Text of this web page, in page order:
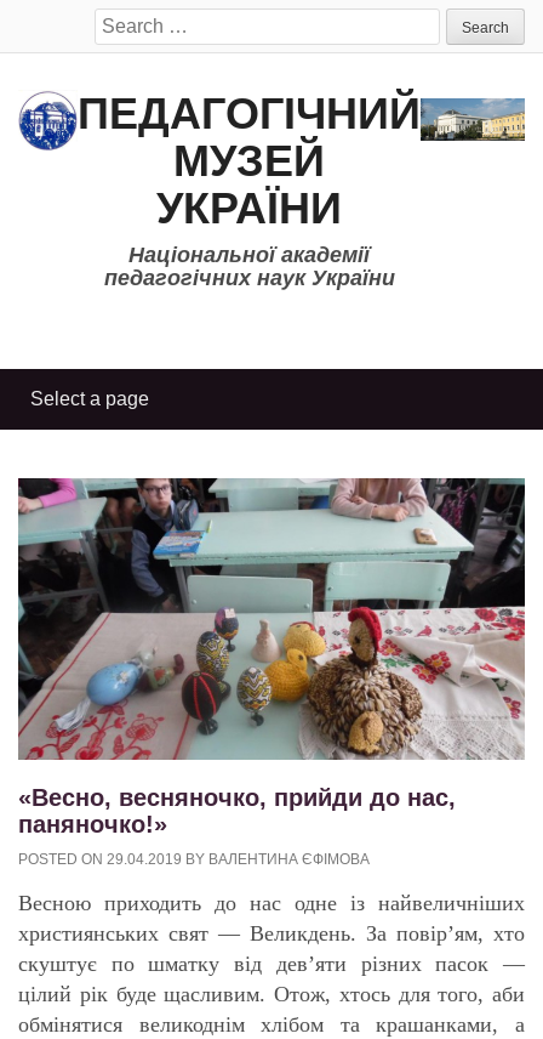
Search
for:
ПЕДАГОГІЧНИЙ
МУЗЕЙ
УКРАЇНИ
Національної академії
педагогічних наук України
«Весно, весняночко, прийди до нас,
паняночко!»
POSTED ON 29.04.2019 BY ВАЛЕНТИНА ЄФІМОВА
Весною приходить до нас одне із найвеличніших
християнських свят — Великдень. За повір’ям, хто
скуштує по шматку від дев’яти різних пасок —
цілий рік буде щасливим. Отож, хтось для того, аби
обмінятися великоднім хлібом та крашанками, а